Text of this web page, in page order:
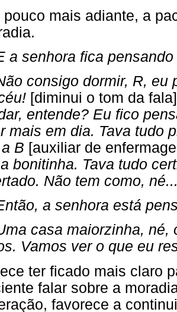
pouco mais adiante, a
a senhora fica
consigo dormir, R, eu
[diminui o tom da fala]
entende? Eu fico
mais em dia. Tava tudo
B [auxiliar de
bonitinha. Tava tudo
Não tem como,
a senhora está
casa maiorzinha, né,
Vamos ver o que eu
ter ficado mais claro
falar sobre a
favorece a